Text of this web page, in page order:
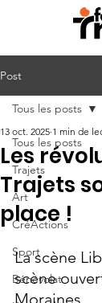
Post
Tous les posts
Trajets
Art
CréActions
Sport
Bénévolat
Tous les posts
Les
Trajets
place !
13 oct. 2025 1 min de
La scène
scène
Moraines